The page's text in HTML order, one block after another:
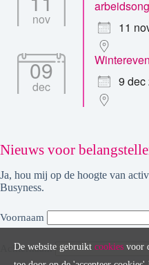
nov
11
09
dec
9 dec
Nieuws voor
Ja, hou mij op de hoogte van
Busyness.
Voornaam
Achternaam
De website gebruikt cookies voor